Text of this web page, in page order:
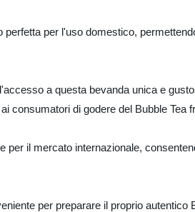
per l'uso domestico,
a questa bevanda unica e
consumatori di godere del Bubble Tea
il mercato internazionale,
per preparare il proprio autentico